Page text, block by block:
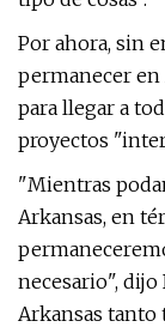
Por ahora, sin
permanecer en
para llegar a
proyectos
"Mientras
Arkansas, en
necesario",
Arkansas tanto